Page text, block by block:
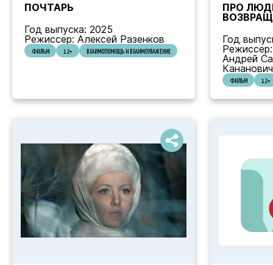
ПОЧТАРЬ
Год выпуска: 2025
Режиссер: Алексей Разенков
ФИЛЬМ 12+ ВЗАИМОПОМОЩЬ И ВЗАИМОУВАЖЕНИЕ
ПРО
Год
Андрей
ФИЛЬМ 12+